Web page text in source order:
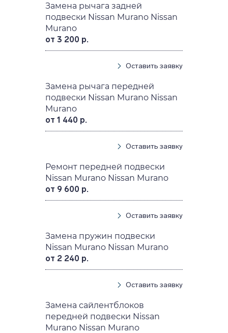
Замена рычага задней
подвески Nissan Murano Nissan
Murano
от 3 200 р.
Оставить заявку
Замена рычага передней
подвески Nissan Murano Nissan
Murano
от 1 440 р.
Оставить заявку
Ремонт передней подвески
Nissan Murano Nissan Murano
от 9 600 р.
Оставить заявку
Замена пружин подвески
Nissan Murano Nissan Murano
от 2 240 р.
Оставить заявку
Замена сайлентблоков
передней подвески Nissan
Murano Nissan Murano